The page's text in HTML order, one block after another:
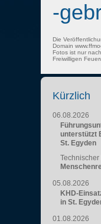
-
Die
Domain
Fotos ist nur
Freiwilligen
Kürzlich
06.08.2026
unterstützt
St. Egyden
Technischer
05.08.2026
KHD-
in St.
01.08.2026